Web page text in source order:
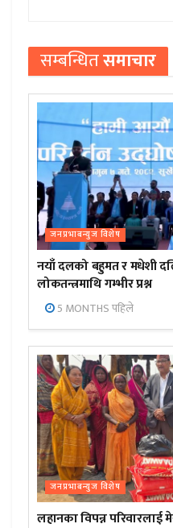
सम्बन्धितसमाचार
जनप्रभाबन्युज विशेष
नयाँ दलको बहुमत र मधेशी
लोकतन्त्रमाथि गम्भीर प्रश्न
5 MONTHS पहिले
जनप्रभाबन्युज विशेष
लहानका विपन्न परिवारलाई